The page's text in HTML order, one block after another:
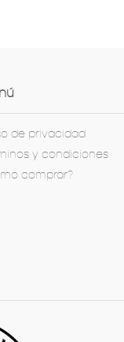
de privacidad
y condiciones
comprar?